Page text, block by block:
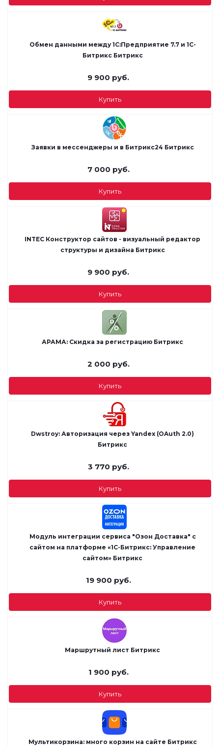
Обмен данными между 1С:Предприятие 7.7 и 1С-
Битрикс Битрикс
9 900 руб.
Купить
Заявки в мессенджеры и в Битрикс24 Битрикс
7 000 руб.
Купить
INTEC Конструктор сайтов - визуальный редактор
структуры и дизайна Битрикс
9 900 руб.
Купить
АРАМА: Скидка за регистрацию Битрикс
2 000 руб.
Купить
Dwstroy: Авторизация через Yandex (OAuth 2.0)
Битрикс
3 770 руб.
Купить
Модуль интеграции сервиса "Озон Доставка" с
сайтом на платформе «1С-Битрикс: Управление
сайтом» Битрикс
19 900 руб.
Купить
Маршрутный лист Битрикс
1 900 руб.
Купить
Мультикорзина: много корзин на сайте Битрикс